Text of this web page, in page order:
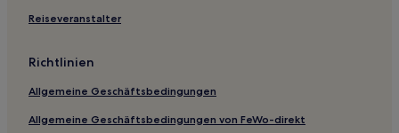
Hotel-Resorts in Paradise Island
Villen in Yamacraw Beach
Ferienwohnungen in Yamacraw Beach
Aparthotels in Saunders Beach
Reiseveranstalter
Richtlinien
Allgemeine Geschäftsbedingungen
Allgemeine Geschäftsbedingungen von FeWo-direkt